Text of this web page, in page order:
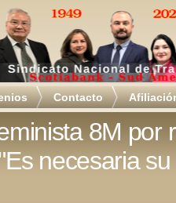
Contacto
8M por
necesaria su